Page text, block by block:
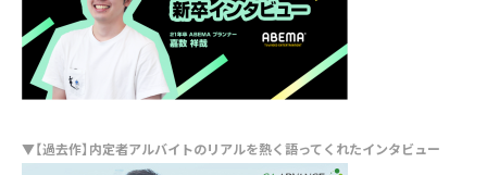
▼【過去作】内定者アルバイトのリアルを熱く語ってくれたインタビュー